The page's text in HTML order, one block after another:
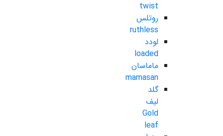
twist
روتلس
ruthless
لودد
loaded
ماماسان
mamasan
گلد
لیف
Gold
leaf